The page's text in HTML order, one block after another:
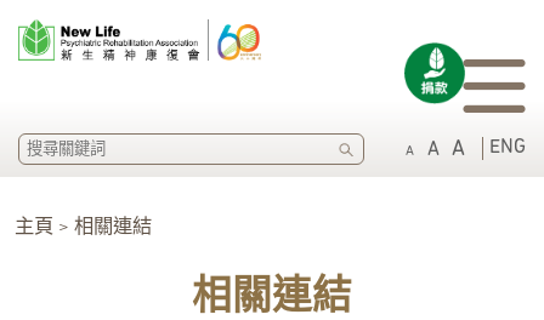
A A A ENG
SEARCH
主頁 > 相關連結
相關連結